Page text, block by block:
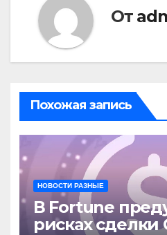
От
Похожая запись
НОВОСТИ РАЗНЫЕ
В Fortune
рисках сделки